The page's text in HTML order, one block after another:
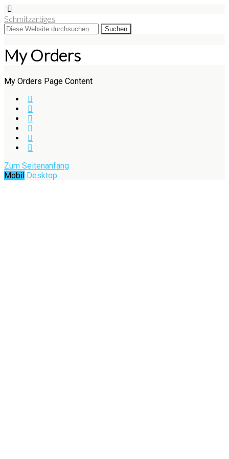
Schmitzartiges
My Orders
My Orders Page Content
Zum Seitenanfang
Mobil Desktop